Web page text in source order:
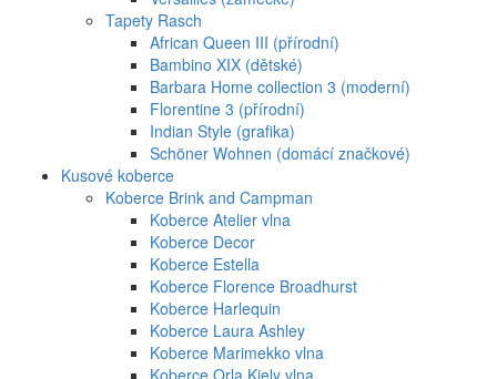
Tapety Rasch
African Queen III (přírodní)
Bambino XIX (dětské)
Barbara Home collection 3 (moderní)
Florentine 3 (přírodní)
Indian Style (grafika)
Schöner Wohnen (domácí značkové)
Kusové koberce
Koberce Brink and Campman
Koberce Atelier vlna
Koberce Decor
Koberce Estella
Koberce Florence Broadhurst
Koberce Harlequin
Koberce Laura Ashley
Koberce Marimekko vlna